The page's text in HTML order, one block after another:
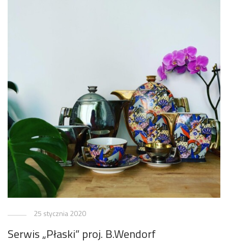
25 stycznia 2020
Serwis „Płaski” proj. B.Wendorf